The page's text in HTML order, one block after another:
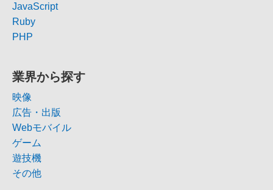
JavaScript
Ruby
PHP
業界から探す
映像
広告・出版
Webモバイル
ゲーム
遊技機
その他